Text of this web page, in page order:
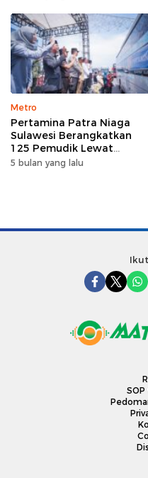
Metro
Pertamina Patra Niaga
Sulawesi Berangkatkan
125 Pemudik Lewat
Program Mudik Gratis
5 bulan yang lalu